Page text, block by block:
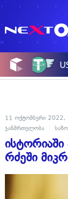
11 ოქტომბერი 2022,
ჯანმრთელობა
რძეში